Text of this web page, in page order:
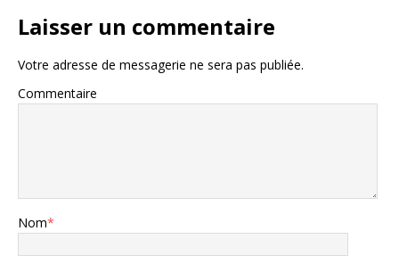
Laisser un commentaire
Votre adresse de messagerie ne sera pas publiée.
Commentaire
Nom*